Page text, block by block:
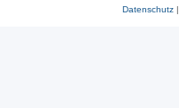
Datenschutz|